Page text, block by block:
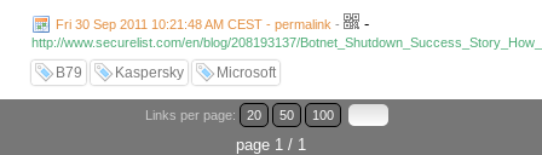
Fri 30 Sep 2011 10:21:48 AM CEST - permalink - -
http://www.securelist.com/en/blog/208193137/
B79 Kaspersky Microsoft
Links per page: 20 50 100
page 1 / 1